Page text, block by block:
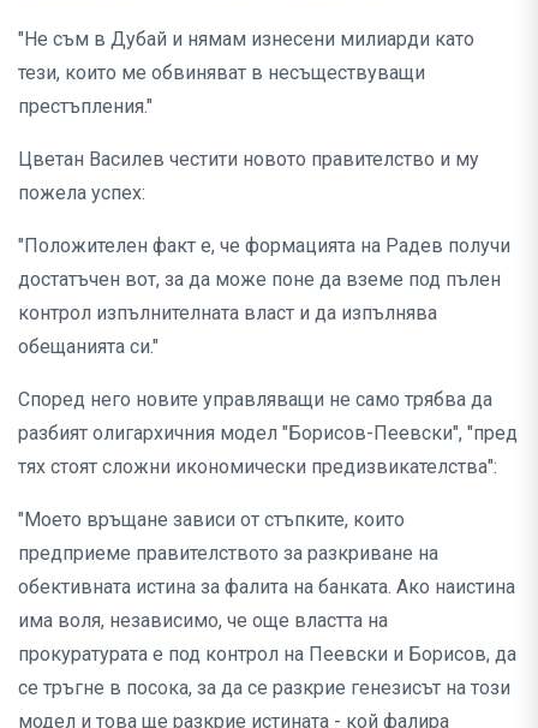
"Не съм в Дубай и нямам изнесени милиарди като
тези, които ме обвиняват в несъществуващи
престъпления."
Цветан Василев честити новото правителство и му
пожела успех:
"Положителен факт е, че формацията на Радев получи
достатъчен вот, за да може поне да вземе под пълен
контрол изпълнителната власт и да изпълнява
обещанията си."
Според него новите управляващи не само трябва да
разбият олигархичния модел "Борисов-Пеевски", "пред
тях стоят сложни икономически предизвикателства":
"Моето връщане зависи от стъпките, които
предприеме правителството за разкриване на
обективната истина за фалита на банката. Ако наистина
има воля, независимо, че още властта на
прокуратурата е под контрол на Пеевски и Борисов, да
се тръгне в посока, за да се разкрие генезисът на този
модел и това ще разкрие истината - кой фалира